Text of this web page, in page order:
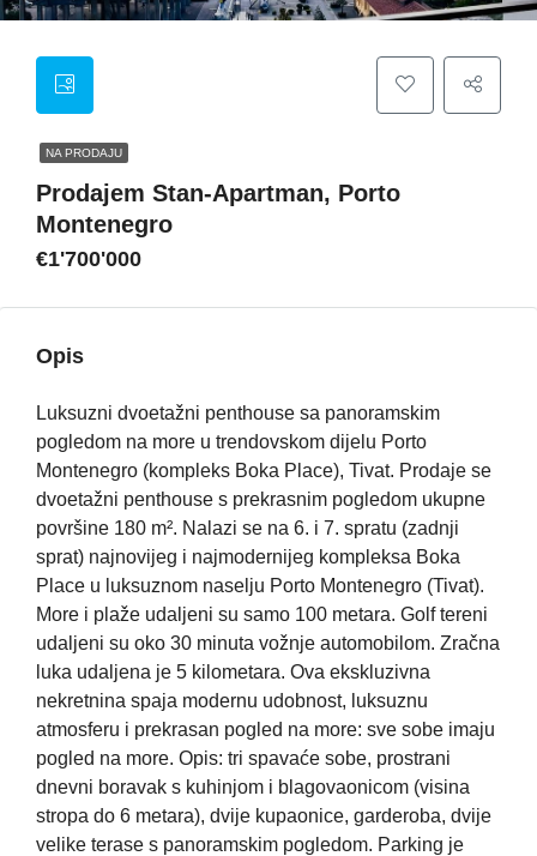
NA PRODAJU
Prodajem Stan-Apartman, Porto
Montenegro
€1'700'000
Opis
Luksuzni dvoetažni penthouse sa panoramskim
pogledom na more u trendovskom dijelu Porto
Montenegro (kompleks Boka Place), Tivat. Prodaje se
dvoetažni penthouse s prekrasnim pogledom ukupne
površine 180 m². Nalazi se na 6. i 7. spratu (zadnji
sprat) najnovijeg i najmodernijeg kompleksa Boka
Place u luksuznom naselju Porto Montenegro (Tivat).
More i plaže udaljeni su samo 100 metara. Golf tereni
udaljeni su oko 30 minuta vožnje automobilom. Zračna
luka udaljena je 5 kilometara. Ova ekskluzivna
nekretnina spaja modernu udobnost, luksuznu
atmosferu i prekrasan pogled na more: sve sobe imaju
pogled na more. Opis: tri spavaće sobe, prostrani
dnevni boravak s kuhinjom i blagovaonicom (visina
stropa do 6 metara), dvije kupaonice, garderoba, dvije
velike terase s panoramskim pogledom. Parking je